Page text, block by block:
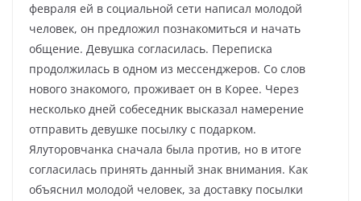
февраля ей в социальной сети написал молодой
человек, он предложил познакомиться и начать
общение. Девушка согласилась. Переписка
продолжилась в одном из мессенджеров. Со слов
нового знакомого, проживает он в Корее. Через
несколько дней собеседник высказал намерение
отправить девушке посылку с подарком.
Ялуторовчанка сначала была против, но в итоге
согласилась принять данный знак внимания. Как
объяснил молодой человек, за доставку посылки